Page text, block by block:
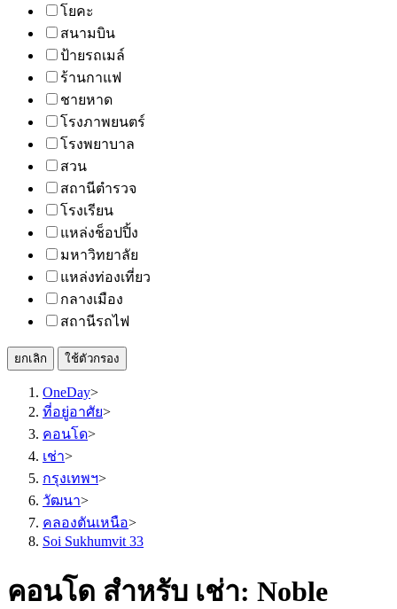
โยคะ
สนามบิน
ป้ายรถเมล์
ร้านกาแฟ
ชายหาด
โรงภาพยนตร์
โรงพยาบาล
สวน
สถานีตำรวจ
โรงเรียน
แหล่งช็อปปิ้ง
มหาวิทยาลัย
แหล่งท่องเที่ยว
กลางเมือง
สถานีรถไฟ
ยกเลิก ใช้ตัวกรอง
OneDay>
ที่อยู่อาศัย>
คอนโด>
เช่า>
กรุงเทพฯ>
วัฒนา>
คลองตันเหนือ>
Soi Sukhumvit 33
คอนโด สำหรับ เช่า: Noble